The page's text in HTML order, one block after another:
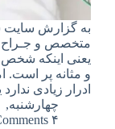
به گزارش سایت
متخصص و جـراح
یعنی اینکه
و مثانه پر است.
ادرار زیادی
چهارشنبه, ۱۱ بهمن ۱۴۰۲ – ۱۷:۳۷
۴ Comments